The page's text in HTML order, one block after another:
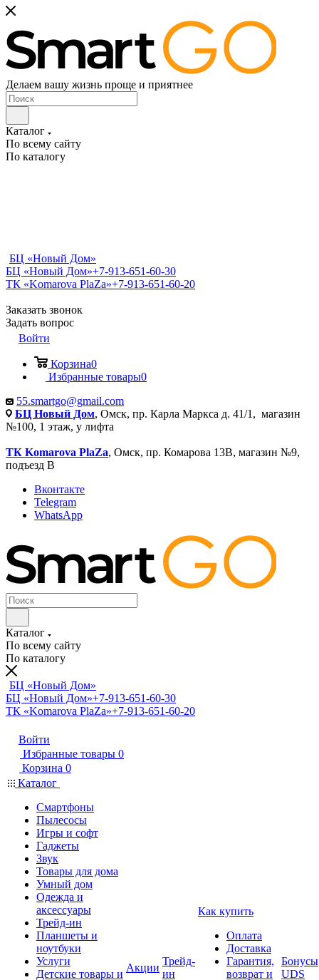
Делаем вашу жизнь проще и приятнее
Каталог
По всему сайту
По каталогу
БЦ «Новый Дом»
БЦ «Новый Дом»+7-913-651-60-30
ТК «Komarova PlaZa»+7-913-651-60-20
Заказать звонок
Задать вопрос
Войти
Корзина0
Избранные товары0
55.smartgo@gmail.com
БЦ Новый Дом, Омск, пр. Карла Маркса д. 41/1, магазин
№100, 1 этаж, у лифта
ТК Komarova PlaZa, Омск, пр. Комарова 13В, магазин №9,
подъезд В
Вконтакте
Telegram
WhatsApp
Каталог
По всему сайту
По каталогу
БЦ «Новый Дом»
БЦ «Новый Дом»+7-913-651-60-30
ТК «Komarova PlaZa»+7-913-651-60-20
Войти
Избранные товары 0
Корзина 0
Каталог
Смартфоны
Пылесосы
Игры и софт
Гаджеты
Звук
Товары для дома
Умный дом
Одежда и
аксессуары
Трейд-ин
Планшеты и
ноутбуки
Услуги
Детские товары и
Акции
Трейд-
ин
Как купить
Оплата
Доставка
Гарантия,
возврат и
Бонусы
UDS